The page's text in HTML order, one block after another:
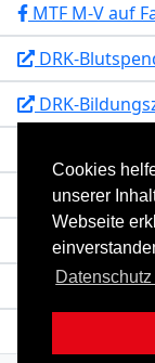
Cookies
unserer
Webseite
MTF M-V auf
DRK-
DRK-
Team MV
Kontakt
Impressum